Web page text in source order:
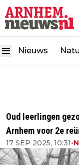
Nieuws
Oud leerlingen
Arnhem voor 2e
17 SEP 2025, 10:31•